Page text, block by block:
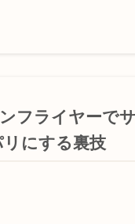
フライヤーで
にする裏技